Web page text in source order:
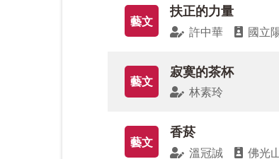
特別推薦兩個新專欄：佛光淨土
掃描歌譜旁QR code，在滿樂法
前，有《阿含經》嗎？修行不是
藝文
扶正的力量
許中華 國立
藝文
寂寞的茶杯
林素玲
藝文
香菸
溫冠誠 佛光